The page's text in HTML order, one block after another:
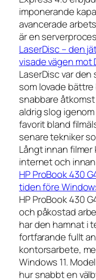
imponerande
avancerade
är en
LaserDisc – den
visade vägen mot
LaserDisc var
som lovade
snabbare
aldrig slog
favorit bland
senare tekniker
Långt innan
internet och
HP ProBook 430
tiden före
HP ProBook 430
och påkostad
har den hamnat i
fortfarande fullt
kontorsarbete,
Windows 11.
hur snabbt en